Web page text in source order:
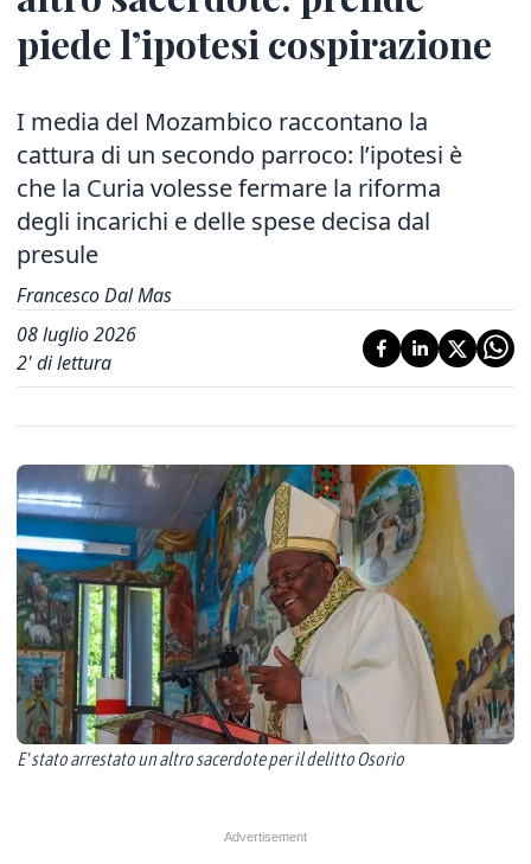
piede l’ipotesi cospirazione
I media del Mozambico raccontano la
cattura di un secondo parroco: l’ipotesi è
che la Curia volesse fermare la riforma
degli incarichi e delle spese decisa dal
presule
Francesco Dal Mas
08 luglio 2026
2' di lettura
E' stato arrestato un altro sacerdote per il delitto Osorio